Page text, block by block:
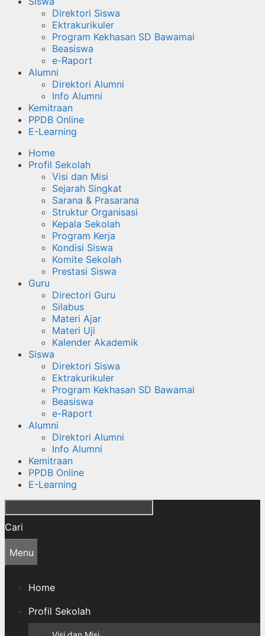
Direktori Siswa
Ektrakurikuler
Program Kekhasan SD Bawamai
Beasiswa
e-Raport
Alumni
Direktori Alumni
Info Alumni
Kemitraan
PPDB Online
E-Learning
Home
Profil Sekolah
Visi dan Misi
Sejarah Singkat
Sarana & Prasarana
Struktur Organisasi
Kepala Sekolah
Program Kerja
Kondisi Siswa
Komite Sekolah
Prestasi Siswa
Guru
Directori Guru
Silabus
Materi Ajar
Materi Uji
Kalender Akademik
Siswa
Direktori Siswa
Ektrakurikuler
Program Kekhasan SD Bawamai
Beasiswa
e-Raport
Alumni
Direktori Alumni
Info Alumni
Kemitraan
PPDB Online
E-Learning
Cari
Menu
Home
Profil Sekolah